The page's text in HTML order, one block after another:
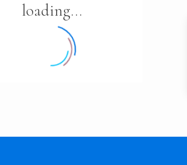
loading...